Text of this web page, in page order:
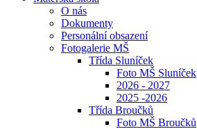
O nás
Dokumenty
Personální obsazení
Fotogalerie MŠ
Třída Sluníček
Foto MŠ Sluníček
2026 - 2027
2025 -2026
Třída Broučků
Foto MŠ Broučků